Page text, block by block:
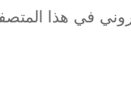
في هذا